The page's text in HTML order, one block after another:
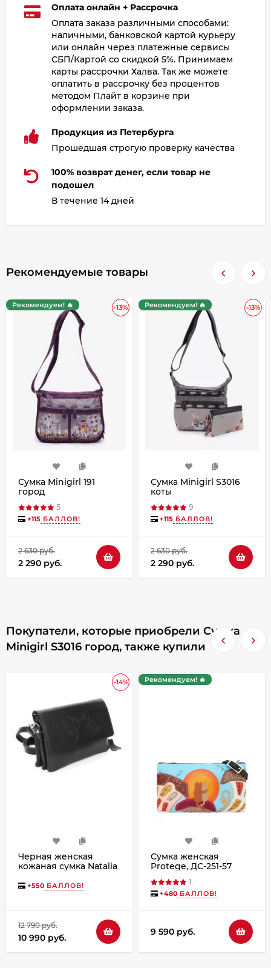
Оплата онлайн + Рассрочка
Оплата заказа различными способами:
наличными, банковской картой курьеру
или онлайн через платежные сервисы
СБП/Картой со скидкой 5%. Принимаем
карты рассрочки Халва. Так же можете
оплатить в рассрочку без процентов
методом Плайт в корзине при
оформлении заказа.
Продукция из Петербурга
Прошедшая строгую проверку качества
100% возврат денег, если товар не
подошел
В течение 14 дней
Рекомендуемые товары
-13%
Рекомендуем! 🔥
Сумка Minigirl 191
город
5
+115 БАЛЛОВ!
2 630 руб.
2 290 руб.
-13%
Рекомендуем! 🔥
Сумка Minigirl S3016
коты
9
+115 БАЛЛОВ!
2 630 руб.
2 290 руб.
Покупатели, которые приобрели Сумка
Minigirl S3016 город, также купили
-14%
Черная женская
кожаная сумка Natalia
+550 БАЛЛОВ!
12 790 руб.
10 990 руб.
Рекомендуем! 🔥
Сумка женская
Protege, ДС-251-57
чёрная 1
+480 БАЛЛОВ!
9 590 руб.